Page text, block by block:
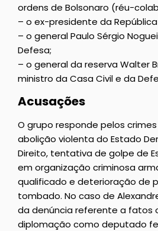
ordens de Bolsonaro (réu-
– o ex-presidente da República
– o general Paulo Sérgio
Defesa;
– o general da reserva Walter
ministro da Casa Civil e da
Acusações
O grupo responde pelos
abolição violenta do Estado
Direito, tentativa de golpe de
em organização criminosa
qualificado e deterioração de
tombado. No caso de
da denúncia referente a fatos
diplomação como deputado